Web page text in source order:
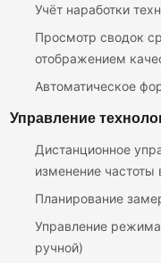
Учёт наработки
Просмотр сводок
отображением
Автоматическое
Управление
Дистанционное
изменение
Планирование
Управление
ручной)